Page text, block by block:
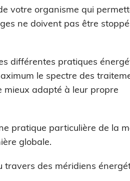
votre organisme qui
ne doivent pas être
différentes pratiques
le spectre des
mieux adapté à leur propre
pratique particulière de la
globale.
des méridiens